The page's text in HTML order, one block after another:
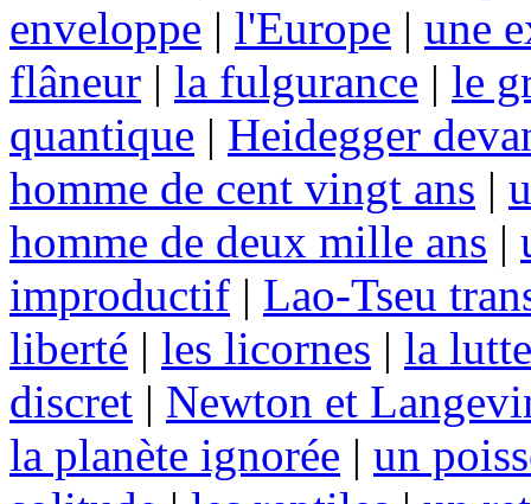
enveloppe | l'Europe | une
flâneur | la fulgurance | le
quantique | Heidegger
homme de cent vingt ans |
homme de deux mille ans |
improductif | Lao-Tseu
liberté | les licornes | la lutte
discret | Newton et
la planète ignorée | un